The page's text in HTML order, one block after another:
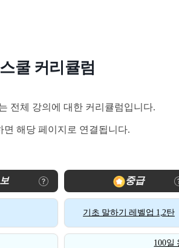
쿨 커리큘럼
전체 강의에 대한 커리큘럼입니다.
면 해당 페이지로 연결됩니다.
중급
기초 말하기 레벨업 1,2탄
100일